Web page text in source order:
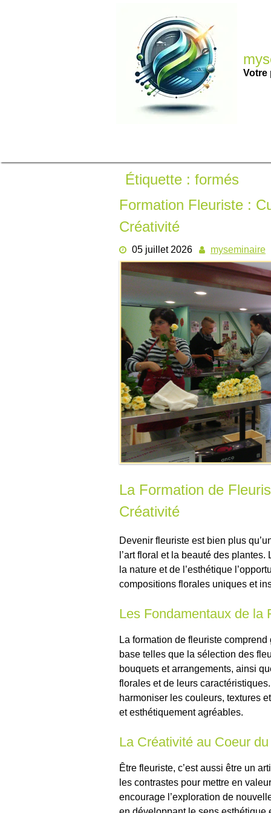
Votre
Étiquette : formés
Formation Fleuriste :
Créativité
05 juillet 2026 myseminaire
La Formation de
Créativité
Devenir fleuriste est bien plus
l’art floral et la beauté des
la nature et de l’esthétique
compositions florales uniques et
Les Fondamentaux de la
La formation de fleuriste
base telles que la sélection des
bouquets et arrangements, ainsi
florales et de leurs
harmoniser les couleurs, textures
et esthétiquement agréables.
La Créativité au Coeur
Être fleuriste, c’est aussi être un
les contrastes pour mettre en
encourage l’exploration de